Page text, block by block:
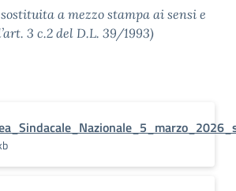
a mezzo stampa ai sensi e
3 c.2 del D.L. 39/1993)